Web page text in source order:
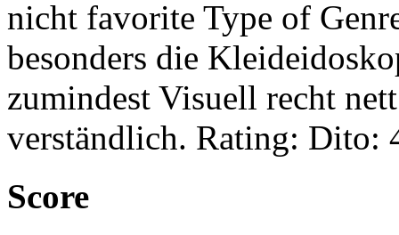
nicht favorite Type of
besonders die
zumindest Visuell recht
verständlich. Rating: Dito:
Score